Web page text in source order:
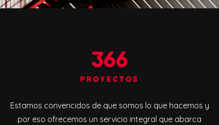
366
PROYECTOS
Estamos convencidos de que somos lo que hacemos y
por eso ofrecemos un servicio integral que abarca